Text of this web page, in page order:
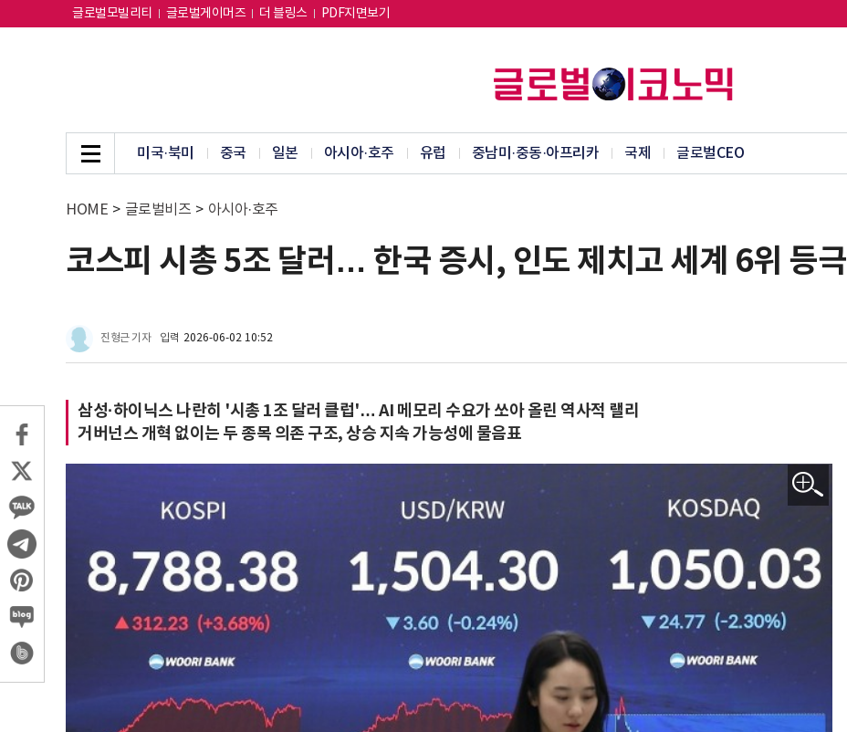
글로벌모빌리티 글로벌게이머즈 더 블링스 PDF지면보기
미국·북미 중국 일본 아시아·호주 유럽 중남미·중동·아프리카 국제 글로벌CEO
HOME > 글로벌비즈 > 아시아·호주
코스피 시총 5조 달러… 한국 증시, 인도 제치고 세계 6위 등극
진형근 기자 입력 2026-06-02 10:52
삼성·하이닉스 나란히 '시총 1조 달러 클럽'… AI 메모리 수요가 쏘아 올린 역사적 랠리
거버넌스 개혁 없이는 두 종목 의존 구조, 상승 지속 가능성에 물음표